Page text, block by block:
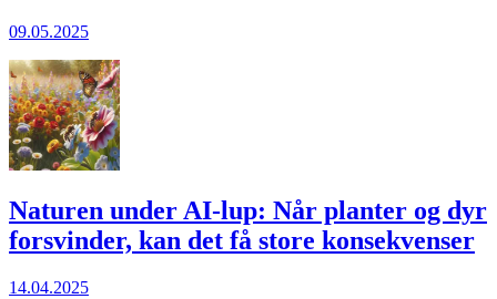
09.05.2025
Naturen under AI-lup: Når planter og dyr
forsvinder, kan det få store konsekvenser
14.04.2025